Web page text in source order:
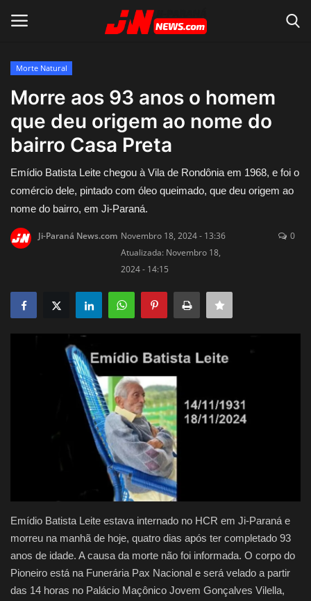
Home
Acidente
Notícias do Mundo
Política
Justiça
Morte Natural
Morre aos 93 anos o homem
que deu origem ao nome do
bairro Casa Preta
Emídio Batista Leite chegou à Vila de Rondônia em 1968, e foi o
comércio dele, pintado com óleo queimado, que deu origem ao
nome do bairro, em Ji-Paraná.
Ji-Paraná News.com Novembro 18, 2024 - 13:36
Atualizada: Novembro 18,
2024 - 14:15
0
Emídio Batista Leite estava internado no HCR em Ji-Paraná e
morreu na manhã de hoje, quatro dias após ter completado 93
anos de idade. A causa da morte não foi informada. O corpo do
Pioneiro está na Funerária Pax Nacional e será velado a partir
das 14 horas no Palácio Maçônico Jovem Gonçalves Vilella,